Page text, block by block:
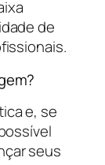
de
e, se
seus